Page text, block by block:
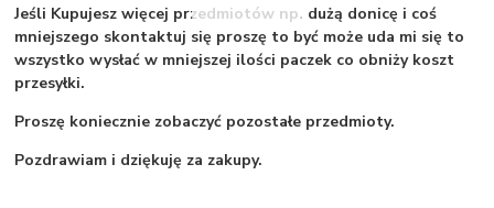
Jeśli Kupujesz więcej przedmiotów np. dużą donicę i coś
mniejszego skontaktuj się proszę to być może uda mi się to
wszystko wysłać w mniejszej ilości paczek co obniży koszt
przesyłki.
Proszę koniecznie zobaczyć pozostałe przedmioty.
Pozdrawiam i dziękuję za zakupy.